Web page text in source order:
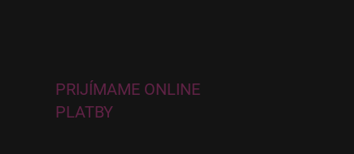
PRIJÍMAME ONLINE
PLATBY